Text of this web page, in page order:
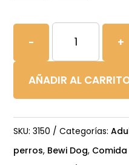
-
BEWI
DOG
RICO
CORDERO
cantidad
+
AÑADIR AL
SKU:3150 Categorías:
perros, Bewi Dog,